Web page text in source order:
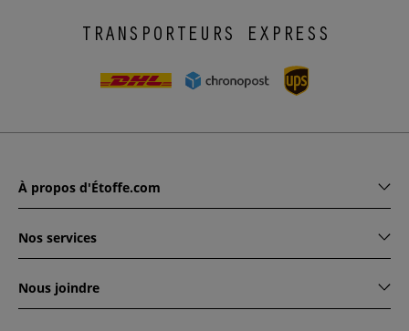
TRANSPORTEURS EXPRESS
À propos d'Étoffe.com
Nos services
Nous joindre